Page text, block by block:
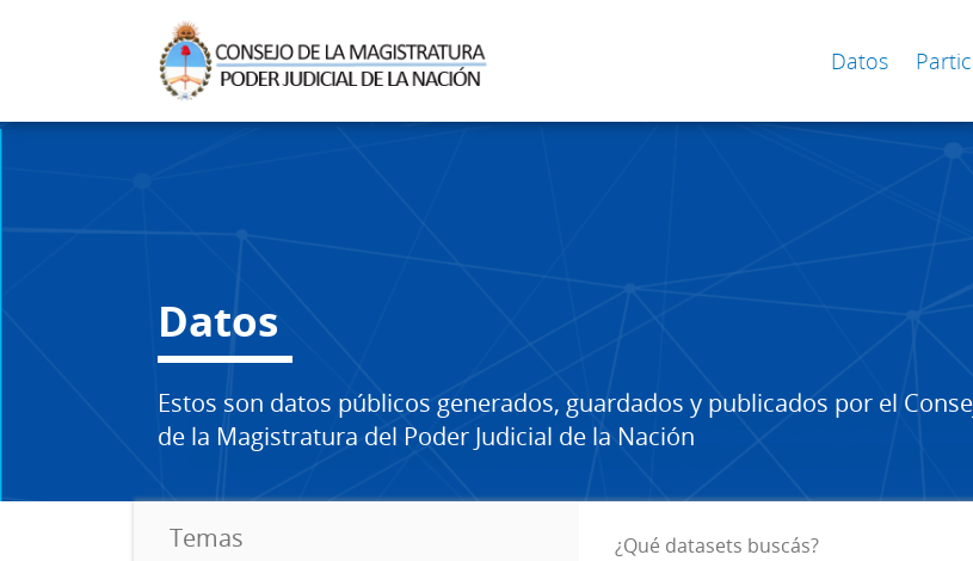
Datos
Datos
Estos son datos públicos generados, guardados y publicados por el
de la Magistratura del Poder Judicial de la Nación
Temas